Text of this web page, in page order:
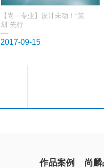
【尚 · 专业】设计未动！“策
划”先行
—
2017-09-15
作品案例 尚